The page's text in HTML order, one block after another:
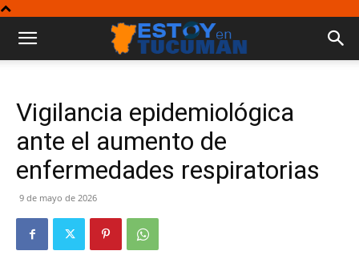
Vigilancia epidemiológica
ante el aumento de
enfermedades respiratorias
9 de mayo de 2026